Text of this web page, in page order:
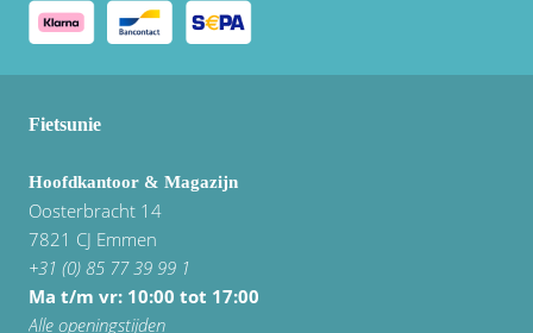
Fietsunie
Hoofdkantoor & Magazijn
Oosterbracht 14
7821 CJ Emmen
+31 (0) 85 77 39 99 1
Ma t/m vr: 10:00 tot 17:00
Alle openingstijden